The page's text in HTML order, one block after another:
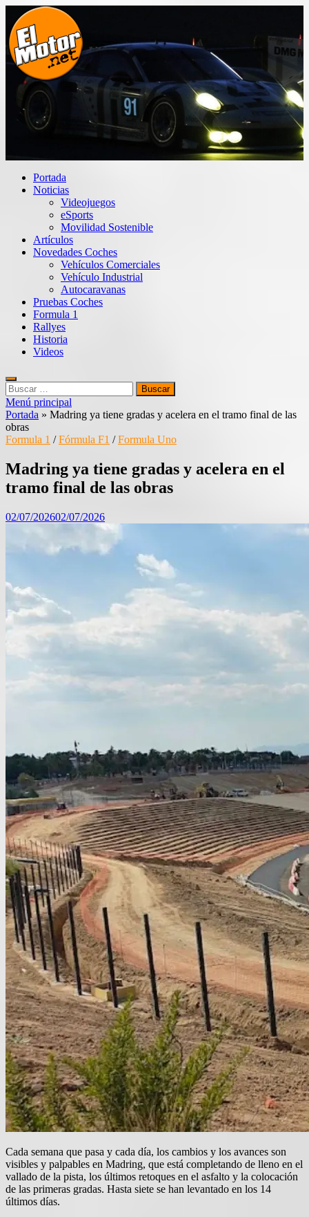
Saltar
contenido
El Motor punto Net
Información sobre novedades y pruebas de Automóviles
Portada
Noticias
Videojuegos
eSports
Movilidad Sostenible
Artículos
Novedades Coches
Vehículos Comerciales
Vehículo Industrial
Autocaravanas
Pruebas Coches
Formula 1
Rallyes
Historia
Videos
Buscar:
Menú principal
Portada » Madring ya tiene gradas y acelera en el tramo final de las
obras
Formula 1 /Fórmula F1 /Formula Uno
Madring ya tiene gradas y acelera en el
tramo final de las obras
02/07/202602/07/2026
Cada semana que pasa y cada día, los cambios y los avances son
visibles y palpables en Madring, que está completando de lleno en el
vallado de la pista, los últimos retoques en el asfalto y la colocación
de las primeras gradas. Hasta siete se han levantado en los 14
últimos días.